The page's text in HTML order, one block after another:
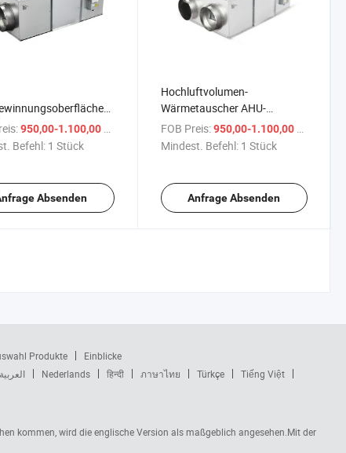
950,00-1.100,00 $
Befehl: 1 Stück
Absenden
Hochluftvolumen-
Wärmetauscher AHU-
Lüftungssystem
kommerzieller Energie-
FOB Preis: 950,00-1.100,00 $
Mindest. Befehl: 1 Stück
Anfrage Absenden
Produkte
Einblicke
العربية Nederlands हिन्दी ภาษาไทย Türkçe
Tiếng Việt
kommen, wird die englische Version als maßgeblich angesehen.Mit der